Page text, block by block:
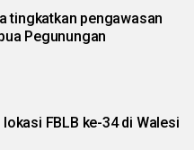
tingkatkan pengawasan
Pegunungan
FBLB ke-34 di Walesi